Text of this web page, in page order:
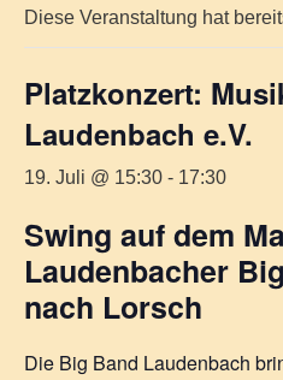
Diese Veranstaltung hat
Platzkonzert:
Laudenbach e.V.
19. Juli @ 15:30 - 17:30
Swing auf dem
Laudenbacher
nach Lorsch
Die Big Band Laudenbach